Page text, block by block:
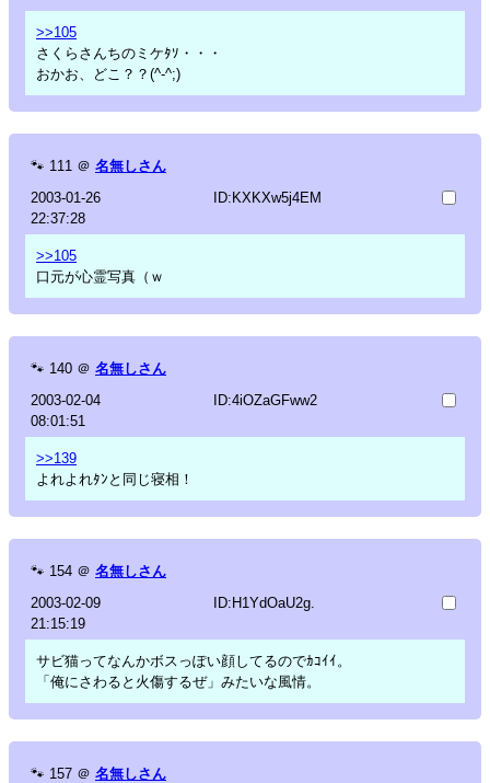
>>105
さくらさんちのミケﾀｿ・・・
おかお、どこ？？(^-^;)
🐾 111 ＠ 名無しさん
2003-01-26
22:37:28
ID:KXKXw5j4EM
>>105
口元が心霊写真（ｗ
🐾 140 ＠ 名無しさん
2003-02-04
08:01:51
ID:4iOZaGFww2
>>139
よれよれﾀﾝと同じ寝相！
🐾 154 ＠ 名無しさん
2003-02-09
21:15:19
ID:H1YdOaU2g.
サビ猫ってなんかボスっぽい顔してるのでｶｺｲｲ。
「俺にさわると火傷するぜ」みたいな風情。
🐾 157 ＠ 名無しさん